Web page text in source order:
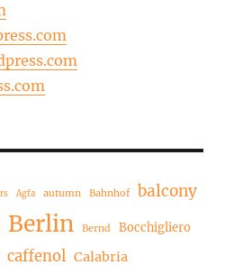
Agfa autumn Bahnhof
balcony
Berlin Bernd Bocchigliero
caffenol Calabria